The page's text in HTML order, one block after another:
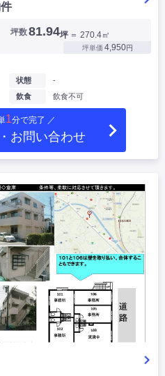
坪数81.94坪 ＝ 270.4㎡
坪単価 4,950円
状態
-
飲食
飲食不可
1分で完了 ／
お問い合わせ